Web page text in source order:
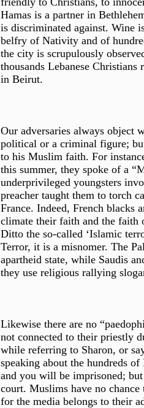
Hamas is a partner in
is discriminated against. Wine
belfry of Nativity and of
the city is scrupulously
thousands Lebanese
in Beirut.
Our adversaries always object
political or a criminal figure;
to his Muslim faith. For
this summer, they spoke of a
underprivileged youngsters
preacher taught them to torch
France. Indeed, French blacks
climate their faith and the faith
Ditto the so-called ‘Islamic
Terror, it is a misnomer. The
apartheid state, while Saudis
they use religious rallying
Likewise there are no
not connected to their priestly
while referring to Sharon, or
speaking about the hundreds
and you will be imprisoned;
court. Muslims have no
for the media belongs to their